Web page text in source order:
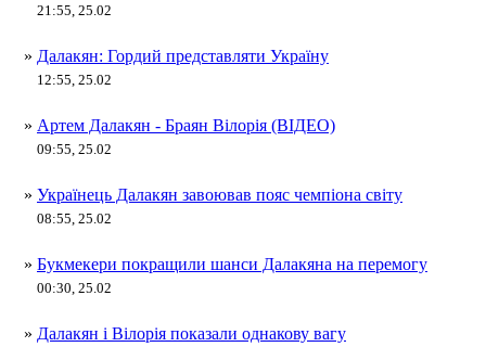
21:55, 25.02
» Далакян: Гордий представляти Україну
12:55, 25.02
» Артем Далакян - Браян Вілорія (ВІДЕО)
09:55, 25.02
» Українець Далакян завоював пояс чемпіона світу
08:55, 25.02
» Букмекери покращили шанси Далакяна на перемогу
00:30, 25.02
» Далакян і Вілорія показали однакову вагу